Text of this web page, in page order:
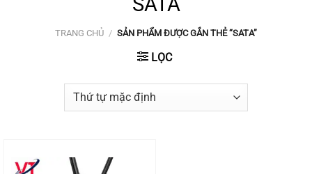
TRANG CHỦ / SẢN PHẨM ĐƯỢC GẮN THẺ “SATA”
LỌC